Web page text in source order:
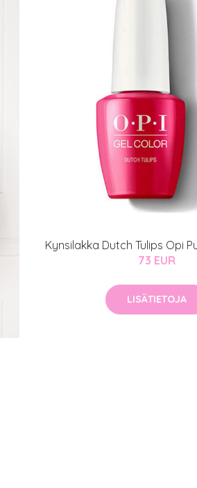
Kynsilakka Dutch Tulips Opi
73 EUR
LISÄTIETOJA